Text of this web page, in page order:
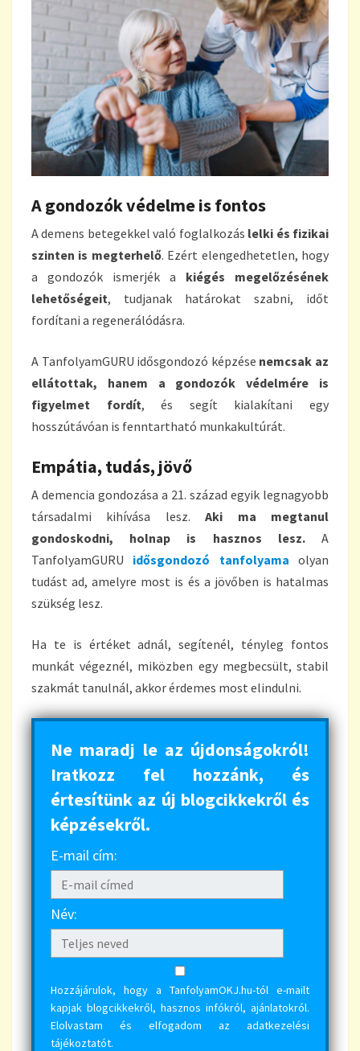
A gondozók védelme is fontos
A demens betegekkel való foglalkozás lelki és fizikai
szinten is megterhelő. Ezért elengedhetetlen, hogy
a gondozók ismerjék a kiégés megelőzésének
lehetőségeit, tudjanak határokat szabni, időt
fordítani a regenerálódásra.
A TanfolyamGURU idősgondozó képzése nemcsak az
ellátottak, hanem a gondozók védelmére is
figyelmet fordít, és segít kialakítani egy
hosszútávóan is fenntartható munkakultúrát.
Empátia, tudás, jövő
A demencia gondozása a 21. század egyik legnagyobb
társadalmi kihívása lesz.Aki ma megtanul
gondoskodni, holnap is hasznos lesz.A
TanfolyamGURU idősgondozó tanfolyama olyan
tudást ad, amelyre most is és a jövőben is hatalmas
szükség lesz.
Ha te is értéket adnál, segítenél, tényleg fontos
munkát végeznél, miközben egy megbecsült, stabil
szakmát tanulnál, akkor érdemes most elindulni.
Ne maradj le az újdonságokról!
Iratkozz fel hozzánk, és
értesítünk az új blogcikkekről és
képzésekről.
E-mail cím:
Név:
Hozzájárulok, hogy a TanfolyamOKJ.hu-tól e-mailt
kapjak blogcikkekről, hasznos infókról, ajánlatokról.
Elolvastam és elfogadom az adatkezelési
tájékoztatót.